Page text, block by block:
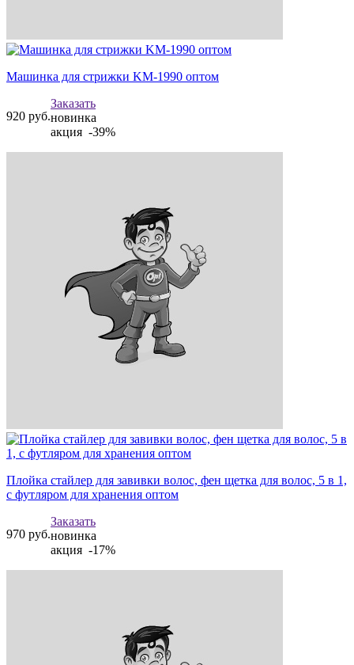
Машинка для стрижки KM-1990 оптом
920 руб.
Заказать
новинка
акция -39%
Плойка стайлер для завивки волос, фен щетка для волос, 5 в 1,
с футляром для хранения оптом
970 руб.
Заказать
новинка
акция -17%